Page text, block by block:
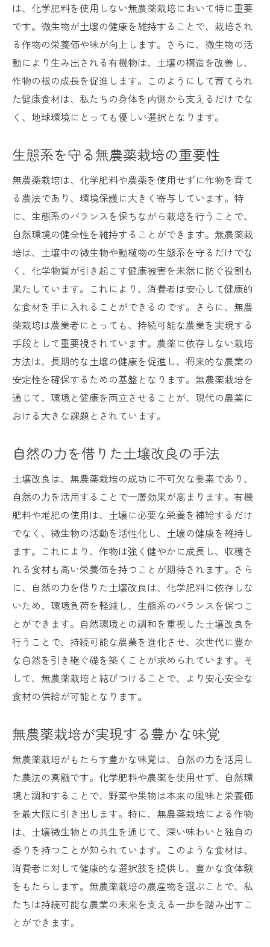
は、化学肥料を使用しない無農薬栽培において特に重要
です。微生物が土壌の健康を維持することで、栽培され
る作物の栄養価や味が向上します。さらに、微生物の活
動により生み出される有機物は、土壌の構造を改善し、
作物の根の成長を促進します。このようにして育てられ
た健康食材は、私たちの身体を内側から支えるだけでな
く、地球環境にとっても優しい選択となります。
生態系を守る無農薬栽培の重要性
無農薬栽培は、化学肥料や農薬を使用せずに作物を育て
る農法であり、環境保護に大きく寄与しています。特
に、生態系のバランスを保ちながら栽培を行うことで、
自然環境の健全性を維持することができます。無農薬栽
培は、土壌中の微生物や動植物の生態系を守るだけでな
く、化学物質が引き起こす健康被害を未然に防ぐ役割も
果たしています。これにより、消費者は安心して健康的
な食材を手に入れることができるのです。さらに、無農
薬栽培は農業者にとっても、持続可能な農業を実現する
手段として重要視されています。農薬に依存しない栽培
方法は、長期的な土壌の健康を促進し、将来的な農業の
安定性を確保するための基盤となります。無農薬栽培を
通じて、環境と健康を両立させることが、現代の農業に
おける大きな課題とされています。
自然の力を借りた土壌改良の手法
土壌改良は、無農薬栽培の成功に不可欠な要素であり、
自然の力を活用することで一層効果が高まります。有機
肥料や堆肥の使用は、土壌に必要な栄養を補給するだけ
でなく、微生物の活動を活性化し、土壌の健康を維持し
ます。これにより、作物は強く健やかに成長し、収穫さ
れる食材も高い栄養価を持つことが期待されます。さら
に、自然の力を借りた土壌改良は、化学肥料に依存しな
いため、環境負荷を軽減し、生態系のバランスを保つこ
とができます。自然環境との調和を重視した土壌改良を
行うことで、持続可能な農業を進化させ、次世代に豊か
な自然を引き継ぐ礎を築くことが求められています。そ
して、無農薬栽培と結びつけることで、より安心安全な
食材の供給が可能となります。
無農薬栽培が実現する豊かな味覚
無農薬栽培がもたらす豊かな味覚は、自然の力を活用し
た農法の真髄です。化学肥料や農薬を使用せず、自然環
境と調和することで、野菜や果物は本来の風味と栄養価
を最大限に引き出します。特に、無農薬栽培による作物
は、土壌微生物との共生を通じて、深い味わいと独自の
香りを持つことが知られています。このような食材は、
消費者に対して健康的な選択肢を提供し、豊かな食体験
をもたらします。無農薬栽培の農産物を選ぶことで、私
たちは持続可能な農業の未来を支える一歩を踏み出すこ
とができます。